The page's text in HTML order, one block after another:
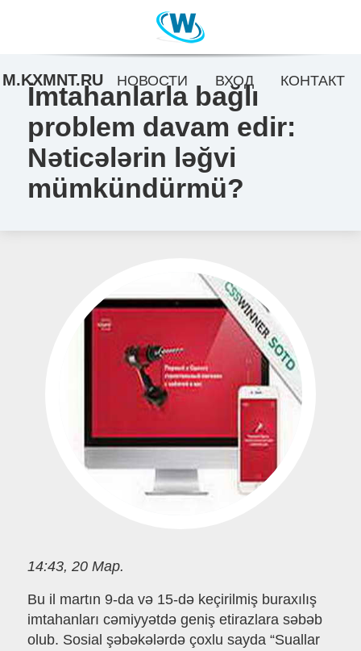
İmtahanlarla bağlı
problem davam edir:
Nəticələrin ləğvi
mümkündürmü?
14:43, 20 Мар.
Bu il martın 9-da və 15-də keçirilmiş buraxılış
imtahanları cəmiyyətdə geniş etirazlara səbəb
olub. Sosial şəbəkələrdə çoxlu sayda “Suallar
M.KXMNT.RU НОВОСТИ ВХОД КОНТАКТ